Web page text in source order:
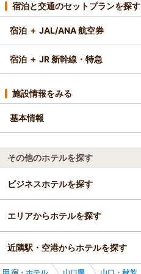
宿泊と交通のセットプランを探す
宿泊 ＋ JAL/ANA 航空券
宿泊 ＋ JR 新幹線・特急
施設情報をみる
基本情報
その他のホテルを探す
ビジネスホテルを探す
山口県
山口・秋芳
エリアからホテルを探す
山口県
近隣駅・空港からホテルを探す